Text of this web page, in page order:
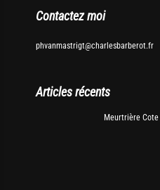
Contactez moi
phvanmastrigt@charlesbarberot.fr
Articles récents
Meurtrière